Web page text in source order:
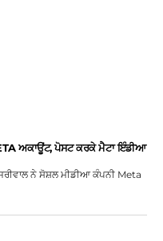
ਅਕਾਊਂਟ, ਪੋਸਟ ਕਰਕੇ ਮੈਟਾ ਇੰਡੀਆ
ਨੇ ਸੋਸ਼ਲ ਮੀਡੀਆ ਕੰਪਨੀ Meta